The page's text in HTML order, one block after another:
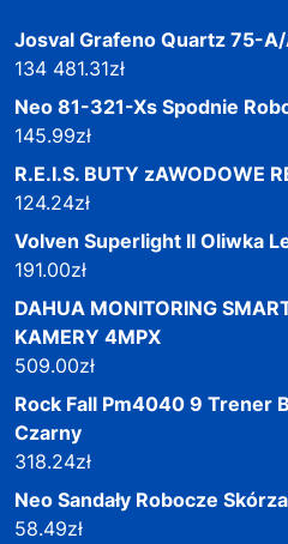
Josval Grafeno Quartz 75-
134 481.31zł
Neo 81-321-Xs Spodnie
145.99zł
R.E.I.S. BUTY zAWODOWE
124.24zł
Volven Superlight II Oliwka
191.00zł
DAHUA MONITORING
KAMERY 4MPX
509.00zł
Rock Fall Pm4040 9 Trener
Czarny
318.24zł
Neo Sandały Robocze
58.49zł